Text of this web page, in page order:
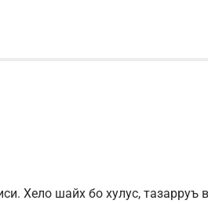
Хело шайх бо хулус, тазарруъ